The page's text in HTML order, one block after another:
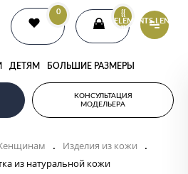
0
{{
ELEMENTS.LENGTH
}}
ДЕТЯМ БОЛЬШИЕ РАЗМЕРЫ
КОНСУЛЬТАЦИЯ
МОДЕЛЬЕРА
. Изделия из кожи .
из натуральной кожи